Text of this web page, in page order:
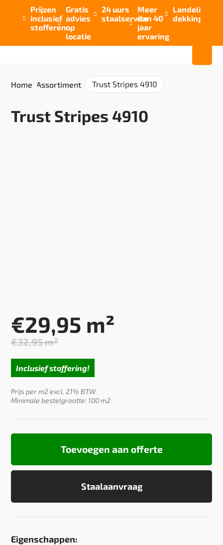

Prijzen
inclusief
stofferen

Gratis
advies
op
locatie

24 uurs
staalservice

Meer
dan 40
jaar
ervaring

Landelijke
dekking
Home Assortiment Trust Stripes 4910
Trust Stripes 4910
€32,95m²
Oorspronkelijke
prijs
was:
€32,95.
€29,95 m²
Huidige
prijs
is:
€29,95.
Inclusief stoffering!
Prijs per m2 excl. 21% BTW
Minimale bestelgrootte: 100 m2
Staalaanvraag
Toevoegen aan offerte
Eigenschappen: